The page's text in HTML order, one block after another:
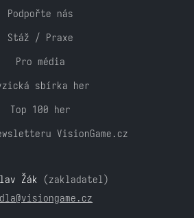
Podpořte nás
Stáž / Praxe
Pro média
sbírka her
Top 100 her
VisionGame.cz
Žák (zakladatel)